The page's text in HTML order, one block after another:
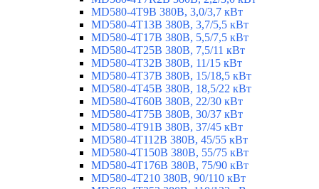
MD580-4T9B 380В, 3,0/3,7 кВт
MD580-4T13B 380В, 3,7/5,5 кВт
MD580-4T17B 380В, 5,5/7,5 кВт
MD580-4T25B 380В, 7,5/11 кВт
MD580-4T32B 380В, 11/15 кВт
MD580-4T37B 380В, 15/18,5 кВт
MD580-4T45B 380В, 18,5/22 кВт
MD580-4T60B 380В, 22/30 кВт
MD580-4T75B 380В, 30/37 кВт
MD580-4T91B 380В, 37/45 кВт
MD580-4T112B 380В, 45/55 кВт
MD580-4T150B 380В, 55/75 кВт
MD580-4T176B 380В, 75/90 кВт
MD580-4T210 380В, 90/110 кВт